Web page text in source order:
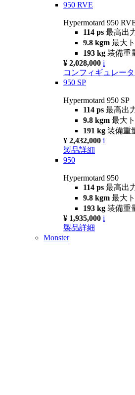
950 RVE
Hypermotard 950
114 ps 最高出
9.8 kgm 最大
193 kg 装備重
¥ 2,028,000 i
コンフィギュレー
950 SP
Hypermotard 950 SP
114 ps 最高出
9.8 kgm 最大
191 kg 装備重
¥ 2,432,000 i
製品詳細
950
Hypermotard 950
114 ps 最高出
9.8 kgm 最大
193 kg 装備重
¥ 1,935,000 i
製品詳細
Monster